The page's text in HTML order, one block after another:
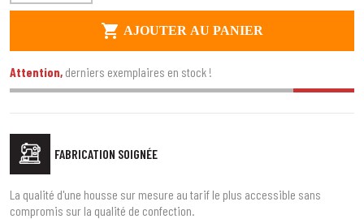
 AJOUTER AU PANIER
Attention, derniers exemplaires en stock !
FABRICATION SOIGNÉE
La qualité d'une housse sur mesure au tarif le plus accessible sans
compromis sur la qualité de confection.